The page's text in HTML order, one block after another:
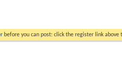
before you can post: click the register link